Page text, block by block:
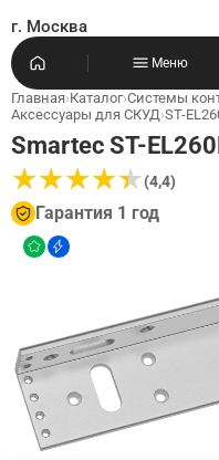
г. Москва
Меню
Главная›Каталог›Системы
Аксессуары для СКУД›ST-
Smartec ST-
★★★★★
★★★★★(4,4)
Гарантия 1 год